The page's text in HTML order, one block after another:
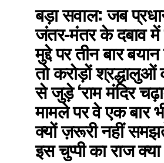
बड़ा सवाल:जब
जंतर-मंतर के दबाव
मुद्दे पर तीन बार
तो करोड़ों
से जुड़े ‘राम मंदिर
मामले पर वे एक बार
क्यों ज़रूरी नहीं
इस चुप्पी का राज